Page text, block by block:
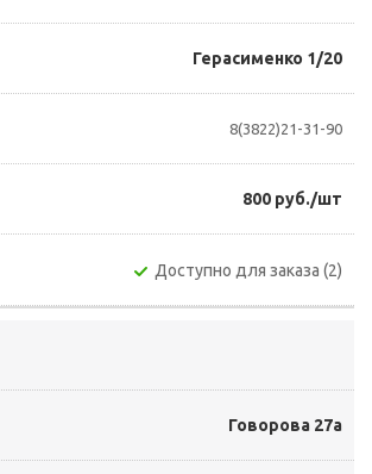
Герасименко 1/20
8(3822)21-31-90
800 руб./шт
Доступно для заказа (2)
Говорова 27а